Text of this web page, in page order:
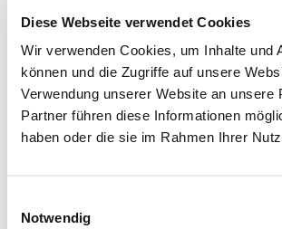
Diese Webseite verwendet Cookies
Wir verwenden Cookies, um Inhalte und
können und die Zugriffe auf unsere
Verwendung unserer Website an
Partner führen diese Informationen
haben oder die sie im Rahmen Ihrer
Notwendig